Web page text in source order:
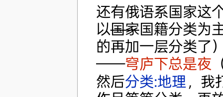
还有俄语系国家这
以国家国籍分类为
的再加一层分类了
——穹庐下总是夜
然后分类:地理 ，我